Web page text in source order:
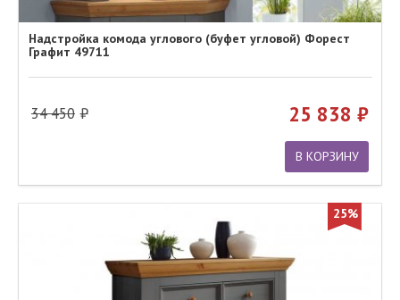
Надстройка комода углового (буфет угловой) Форест
Графит 49711
34 450 25 838
В КОРЗИНУ
25%